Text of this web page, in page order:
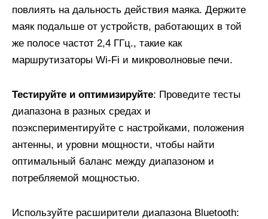
повлиять на дальность действия маяка. Держите
маяк подальше от устройств, работающих в той
же полосе частот 2,4 ГГц., такие как
маршрутизаторы Wi-Fi и микроволновые печи.
Тестируйте и оптимизируйте: Проведите тесты
диапазона в разных средах и
поэкспериментируйте с настройками, положения
антенны, и уровни мощности, чтобы найти
оптимальный баланс между диапазоном и
потребляемой мощностью.
Используйте расширители диапазона Bluetooth: